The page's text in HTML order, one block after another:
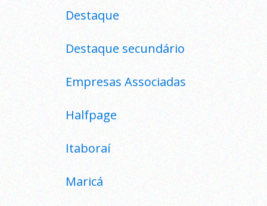
Destaque
Destaque secundário
Empresas Associadas
Halfpage
Itaboraí
Maricá